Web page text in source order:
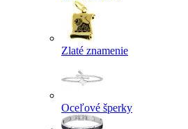
Zlaté znamenie
Oceľové šperky